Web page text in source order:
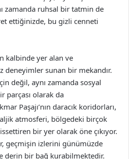
zamanda ruhsal bir tatmin de
ettiğinizde, bu gizli cenneti
kalbinde yer alan ve
deneyimler sunan bir mekandır.
değil, aynı zamanda sosyal
parçası olarak da
Paşajı’nın daracık koridorları,
atmosferi, bölgedeki birçok
bir yer olarak öne çıkıyor.
geçmişin izlerini günümüzde
derin bir bağ kurabilmektedir.